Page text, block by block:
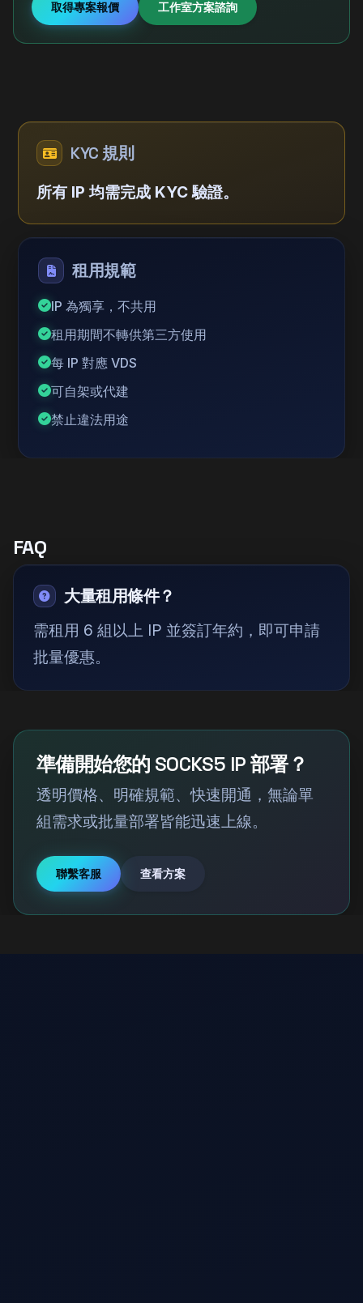
取得專案報價 工作室方案諮詢
KYC 規則
所有 IP 均需完成 KYC 驗證。
租用規範
IP 為獨享，不共用
租用期間不轉供第三方使用
每 IP 對應 VDS
可自架或代建
禁止違法用途
FAQ
大量租用條件？
需租用 6 組以上 IP 並簽訂年約，即可申請
批量優惠。
準備開始您的 SOCKS5 IP 部署？
透明價格、明確規範、快速開通，無論單
組需求或批量部署皆能迅速上線。
聯繫客服 查看方案